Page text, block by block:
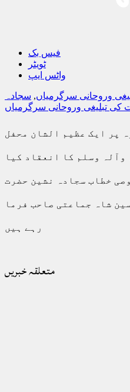
فیس بک
ٹویٹر
واٹس ایپ
وروحانی سرگرمیاں, سجادہ
کی تبلیغی وروحانی سرگرمیاں
پر ایک عظیم الشان محفل
وآلہ وسلم کا انعقاد کیا
خطاب سجادہ نشین حضرت
شاہ جماعتی صاحب فرما
رہے ہیں
متعلقہ خبریں